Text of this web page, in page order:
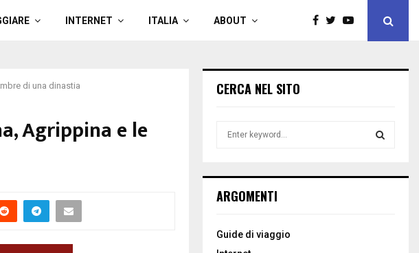
INTERNET ITALIA ABOUT
di una dinastia
Agrippina e le
CERCA NEL SITO
h
o
ARGOMENTI
Guide di viaggio